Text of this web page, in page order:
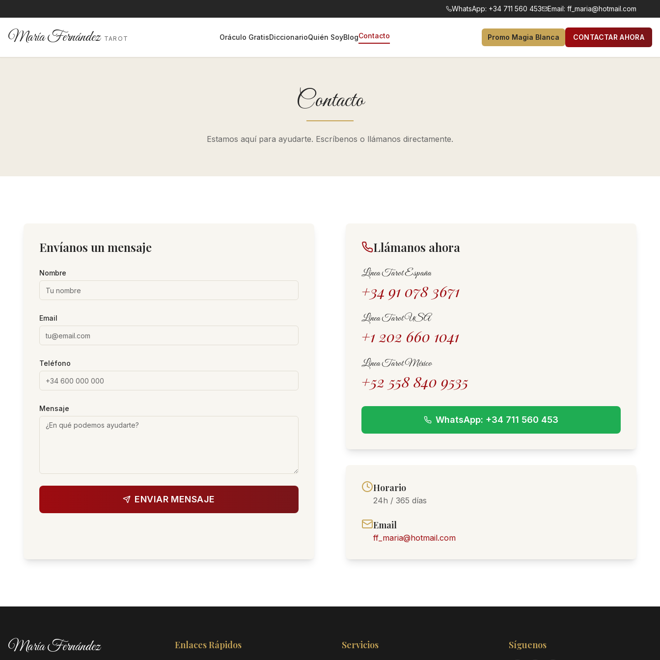
WhatsApp: +34 711 560 453 Email: ff_maria@hotmail.com
María Fernández TAROT Oráculo GratisDiccionarioQuién SoyBlogContacto Promo Magia Blanca CONTACTAR AHORA
Contacto
Estamos aquí para ayudarte. Escríbenos o llámanos directamente.
Envíanos un mensaje
Nombre
Email
Teléfono
Mensaje
ENVIAR MENSAJE
Llámanos ahora
Línea Tarot España
+34 91 078 3671
Línea Tarot USA
+1 202 660 1041
Línea Tarot México
+52 558 840 9535
WhatsApp: +34 711 560 453
Horario
24h / 365 días
Email
ff_maria@hotmail.com
María Fernández Enlaces Rápidos Servicios Síguenos